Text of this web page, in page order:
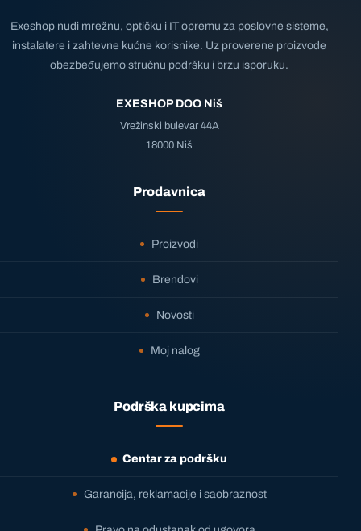
Exeshop nudi mrežnu, optičku i IT opremu za poslovne sisteme,
instalatere i zahtevne kućne korisnike. Uz proverene proizvode
obezbeđujemo stručnu podršku i brzu isporuku.
EXESHOP DOO Niš
Vrežinski bulevar 44A
18000 Niš
Prodavnica
Proizvodi
Brendovi
Novosti
Moj nalog
Podrška kupcima
Centar za podršku
Garancija, reklamacije i saobraznost